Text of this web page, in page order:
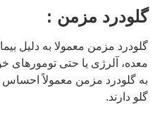
گلودرد مزمن :
گلودرد مزمن معمولا به دلیل
معده، آلرژی یا حتی تومورهای
به گلودرد مزمن معمولاً
گلو دارند.